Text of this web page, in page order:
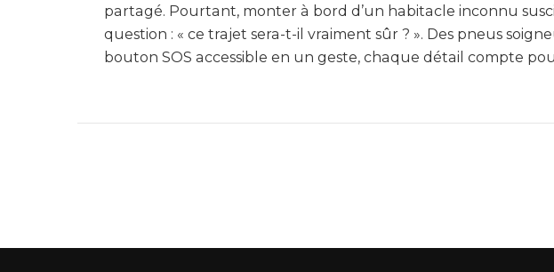
partagé. Pourtant, monter à bord d’un habitacle inconnu
question : « ce trajet sera-t-il vraiment sûr ? ». Des pneus
bouton SOS accessible en un geste, chaque détail compte